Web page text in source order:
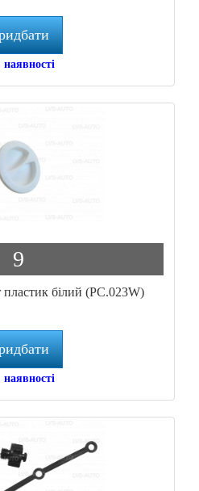
9
білий (PC.023W)